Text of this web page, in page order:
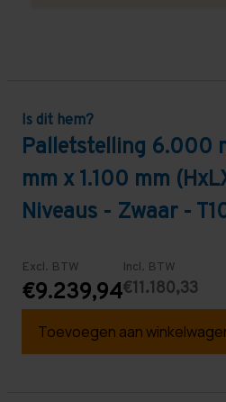
Is dit hem?
Palletstelling 6.000
mm x 1.100 mm
Niveaus - Zwaar -
Excl. BTW
€9.239,94
Incl. BTW
€11.180,33
Toevoegen aan